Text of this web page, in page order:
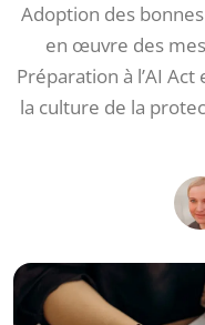
Adoption des
en œuvre des
Préparation à l’AI
la culture de la